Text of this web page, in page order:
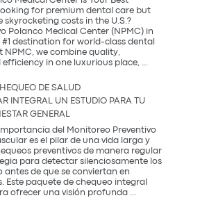
Descubre
la
tendencia
más
saludable
del
for premium dental care but
costs in the U.S.?
Polanco Medical Center (NPMC) in
#1 destination for world-class dental
NPMC, we combine quality,
in one luxurious place,
DE SALUD
INTEGRAL UN ESTUDIO PARA TU
GENERAL
del Monitoreo Preventivo
es el pilar de una vida larga y
preventivos de manera regular
para detectar silenciosamente los
antes de que se conviertan en
Este paquete de chequeo integral
ofrecer una visión profunda ...